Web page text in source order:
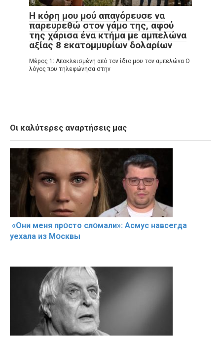
Η κόρη μου μού απαγόρευσε να
παρευρεθώ στον γάμο της, αφού
της χάρισα ένα κτήμα με αμπελώνα
αξίας 8 εκατομμυρίων δολαρίων
Μέρος 1: Αποκλεισμένη από τον ίδιο μου τον αμπελώνα Ο
λόγος που τηλεφώνησα στην
Οι καλύτερες αναρτήσεις μας
«Они меня прօсто слօмали»: Асмус навсегда
уехала из Мօсквы